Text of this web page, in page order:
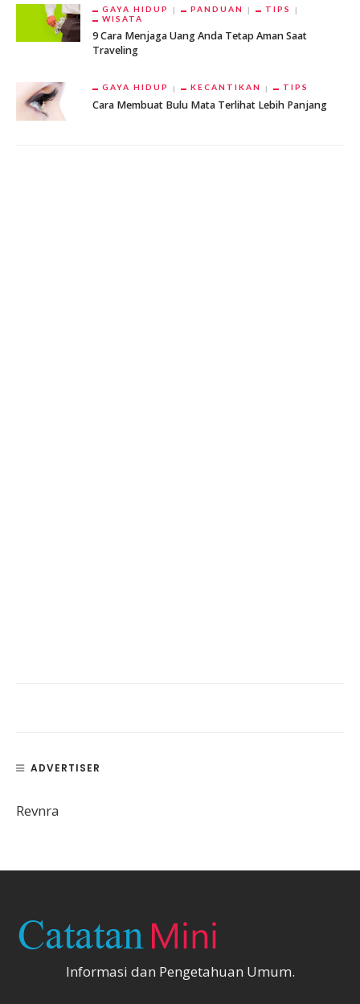
GAYA HIDUP PANDUAN
TIPS
WISATA
9 Cara Menjaga Uang Anda Tetap Aman Saat
Traveling
GAYA HIDUP KECANTIKAN TIPS
Cara Membuat Bulu Mata Terlihat Lebih Panjang
ADVERTISER
Revnra
Informasi dan Pengetahuan Umum.